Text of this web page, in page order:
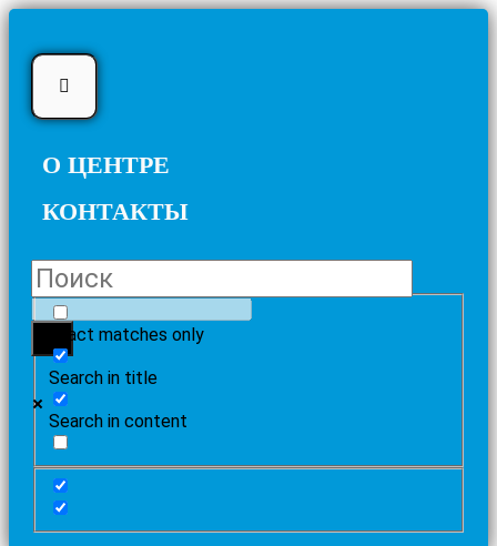
О ЦЕНТРЕ
КОНТАКТЫ
Exact matches only
Search in title
Search in content